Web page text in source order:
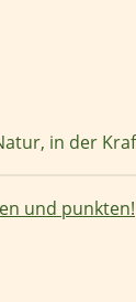
in der
und punkten!